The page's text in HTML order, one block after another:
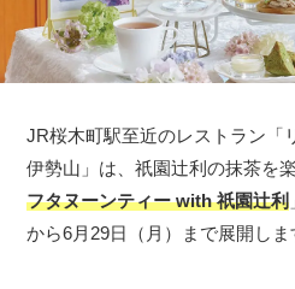
JR桜木町駅至近のレストラン「
伊勢山」は、祇園辻利の抹茶を
フタヌーンティー with 祇園辻利
から6月29日（月）まで展開しま